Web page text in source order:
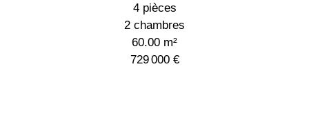
4 pièces
2 chambres
60.00 m²
729 000 €